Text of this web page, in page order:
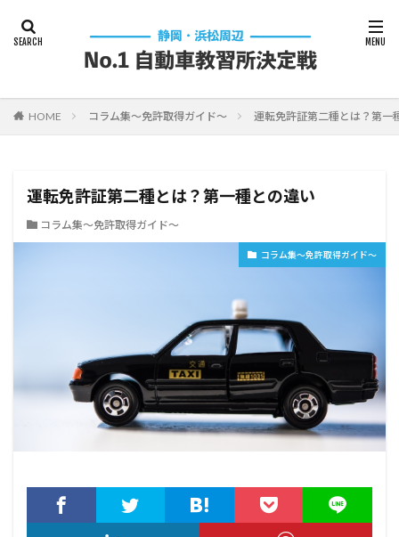
HOME コラム集～免許取得ガイド～ 運転免許証第二種とは？第一
運転免許証第二種とは？第一種との違い
コラム集～免許取得ガイド～
コラム集～免許取得ガイド～